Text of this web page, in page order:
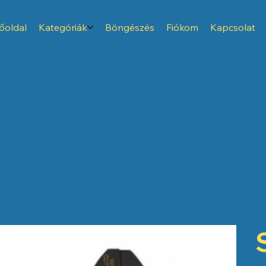
Kategóriák Böngészés Fiókom Kapcsolat